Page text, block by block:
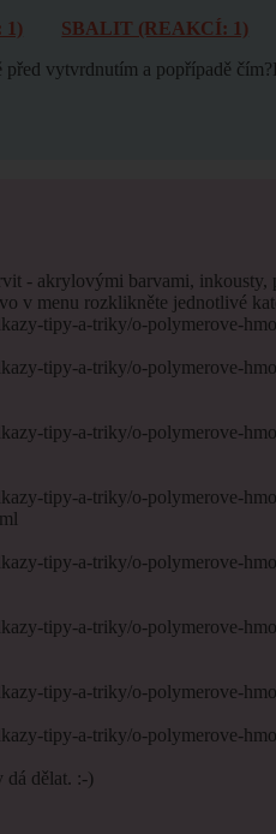
1)
SBALIT (REAKCÍ: 1)
vytvrdnutím a popřípadě
- akrylovými barvami, inkousty,
v menu rozklikněte jednotlivé
tipy-a-triky/o-polymerove-
tipy-a-triky/o-polymerove-
tipy-a-triky/o-polymerove-
tipy-a-triky/o-polymerove-
tipy-a-triky/o-polymerove-
tipy-a-triky/o-polymerove-
tipy-a-triky/o-polymerove-
tipy-a-triky/o-polymerove-
dá dělat. :-)